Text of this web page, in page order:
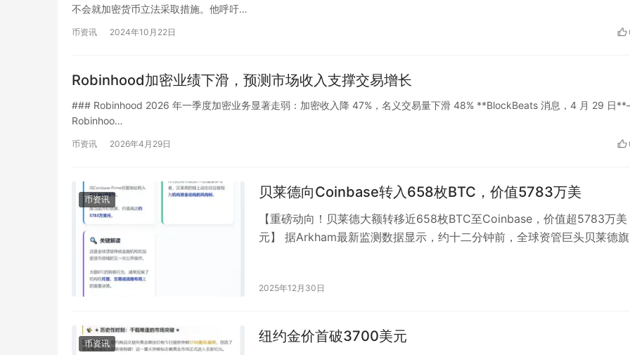
不会就加密货币立法采取措施。他呼吁…
币资讯 2024年10月22日
Robinhood加密业绩下滑，预测市场收入支撑交易增长
### Robinhood 2026 年一季度加密业务显著走弱：加密收入降 47%，名义交易量下滑 48% **BlockBeats 消息，4 月 29 日
Robinhoo…
币资讯 2026年4月29日
币资讯 贝莱德向Coinbase转入658枚BTC，价值5783万美
【重磅动向！贝莱德大额转移近658枚BTC至Coinbase，价值超5783万美
元】 据Arkham最新监测数据显示，约十二分钟前，全球资管巨头贝莱德
2025年12月30日
币资讯 纽约金价首破3700美元